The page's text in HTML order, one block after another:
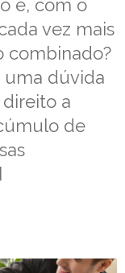
e, com o
vez mais
combinado?
uma dúvida
a
de